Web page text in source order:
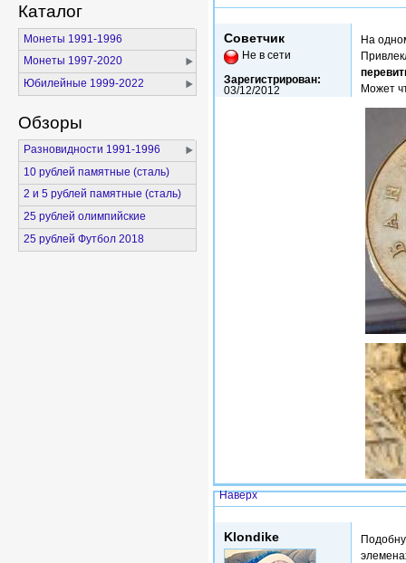
Каталог
Монеты 1991-1996
Монеты 1997-2020
Юбилейные 1999-2022
Обзоры
Разновидности 1991-1996
10 рублей памятные (сталь)
2 и 5 рублей памятные (сталь)
25 рублей олимпийские
25 рублей Футбол 2018
Советчик
Не в сети
Зарегистрирован:
03/12/2012
На
Может
Наверх
Klondike